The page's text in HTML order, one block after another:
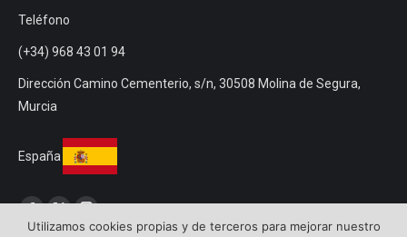
Teléfono
(+34) 968 43 01 94
Dirección Camino Cementerio, s/n, 30508 Molina de Segura,
Murcia
España
Encuéntranos en:
Facebook
Instagram
Utilizamos cookies propias y de terceros para mejorar nuestro